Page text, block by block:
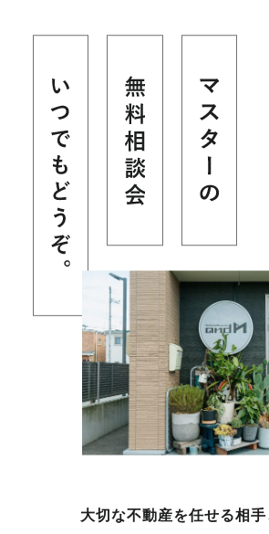
大切な不動産を任せる相手